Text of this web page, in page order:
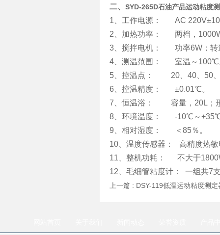
二、 SYD-265D石油产品运动粘度
1、工作电源： AC
2、加热功率： 两档，
3、搅拌电机： 功率6W；转
4、测温范围： 室温～100℃
5、控温点： 20、40、50
6、控温精度： ±0.01℃。
7、恒温浴： 容量，20L；形
8、环境温度： -10℃～
9、相对湿度： ＜85％。
10、温度传感器： 高精度热敏
11、整机功耗： 不大于
12、毛细管粘度计： 一组共7
上一篇 : DSY-119低温运动粘度测定